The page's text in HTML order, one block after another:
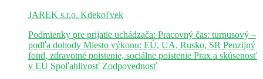
JAREK s.r.o. Kdekoľvek
Podmienky pre prijatie uchádzača: Pracovný čas: turnusový –
podľa dohody Miesto výkonu: EÚ, UA, Rusko, SR Penzijný
fond, zdravotné poistenie, sociálne poistenie Prax a skúsenosť
v EÚ Spoľahlivosť Zodpovednosť